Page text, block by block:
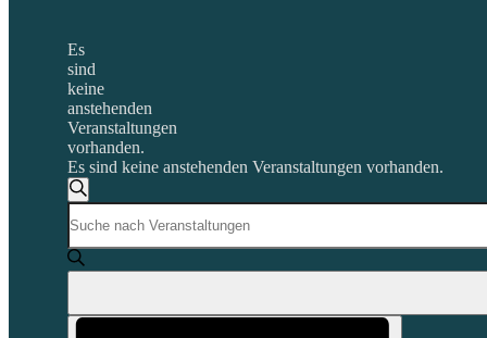
Es
sind
keine
anstehenden
Veranstaltungen
vorhanden.
Es sind keine anstehenden Veranstaltungen vorhanden.
Veranstaltungen
Suche
und
Ansichten,
Navigation
Suche
Bitte
Schlüsselwort
eingeben.
Suche
Schlüsselwort.
Veranstaltung